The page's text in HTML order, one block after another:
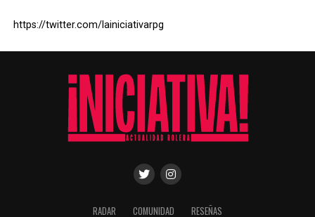
https://twitter.com/lainiciativarpg
RADAR COMUNIDAD RESEÑAS